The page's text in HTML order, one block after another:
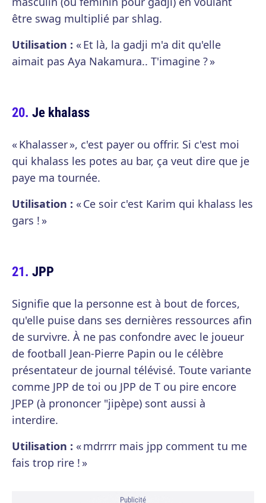
être swag multiplié par shlag.
Utilisation : « Et là, la gadji m'a dit qu'elle
aimait pas Aya Nakamura.. T'imagine ? »
Je khalass
« Khalasser », c'est payer ou offrir. Si c'est moi
qui khalass les potes au bar, ça veut dire que je
paye ma tournée.
Utilisation : « Ce soir c'est Karim qui khalass les
gars ! »
JPP
Signifie que la personne est à bout de forces,
qu'elle puise dans ses dernières ressources afin
de survivre. À ne pas confondre avec le joueur
de football Jean-Pierre Papin ou le célèbre
présentateur de journal télévisé. Toute variante
comme JPP de toi ou JPP de T ou pire encore
JPEP (à prononcer "jipèpe) sont aussi à
interdire.
Utilisation : « mdrrrr mais jpp comment tu me
fais trop rire ! »
Publicité